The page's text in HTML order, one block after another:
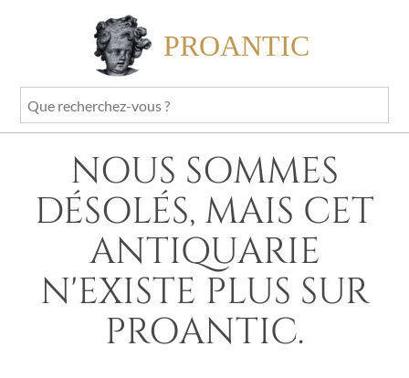
PROANTIC
Que
recherchez-
NOUS SOMMES
DÉSOLÉS, MAIS CET
ANTIQUARIE
N'EXISTE PLUS SUR
PROANTIC.